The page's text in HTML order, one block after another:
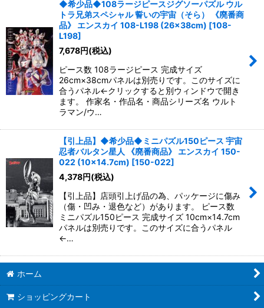
◆希少品◆108ラージピースジグソーパズル ウル
トラ兄弟スペシャル 誓いの宇宙（そら） 《廃番商
品》 エンスカイ 108-L198 (26×38cm) [108-
L198]
7,678円(税込)
ピース数 108ラージピース 完成サイズ
26cm×38cmパネルは別売りです。このサイズに
合うパネル←クリックすると別ウィンドウで開き
ます。 作家名・作品名・商品シリーズ名 ウルト
ラマン/ウ…
【引上品】◆希少品◆ミニパズル150ピース 宇宙
忍者バルタン星人 《廃番商品》 エンスカイ 150-
022 (10×14.7cm) [150-022]
4,378円(税込)
【引上品】店頭引上げ品の為、パッケージに傷み
（傷・凹み・退色など）があります。 ピース数
ミニパズル150ピース 完成サイズ 10cm×14.7cm
パネルは別売りです。このサイズに合うパネル
←…
ホーム
ショッピングカート